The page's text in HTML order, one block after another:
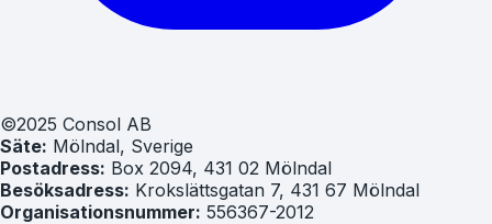
©2025 Consol AB
Säte: Mölndal, Sverige
Postadress: Box 2094, 431 02 Mölndal
Besöksadress: Krokslättsgatan 7, 431 67 Mölndal
Organisationsnummer: 556367-2012